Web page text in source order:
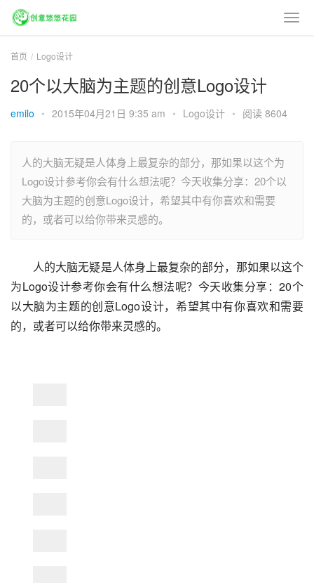
首页 Logo设计
20个以大脑为主题的创意Logo设计
emilo • 2015年04月21日 9:35 am • Logo设计 • 阅读 8604
人的大脑无疑是人体身上最复杂的部分，那如果以这个为
Logo设计参考你会有什么想法呢？今天收集分享：20个以
大脑为主题的创意Logo设计，希望其中有你喜欢和需要
的，或者可以给你带来灵感的。
人的大脑无疑是人体身上最复杂的部分，那如果以这个
为Logo设计参考你会有什么想法呢？今天收集分享：20个
以大脑为主题的创意Logo设计，希望其中有你喜欢和需要
的，或者可以给你带来灵感的。